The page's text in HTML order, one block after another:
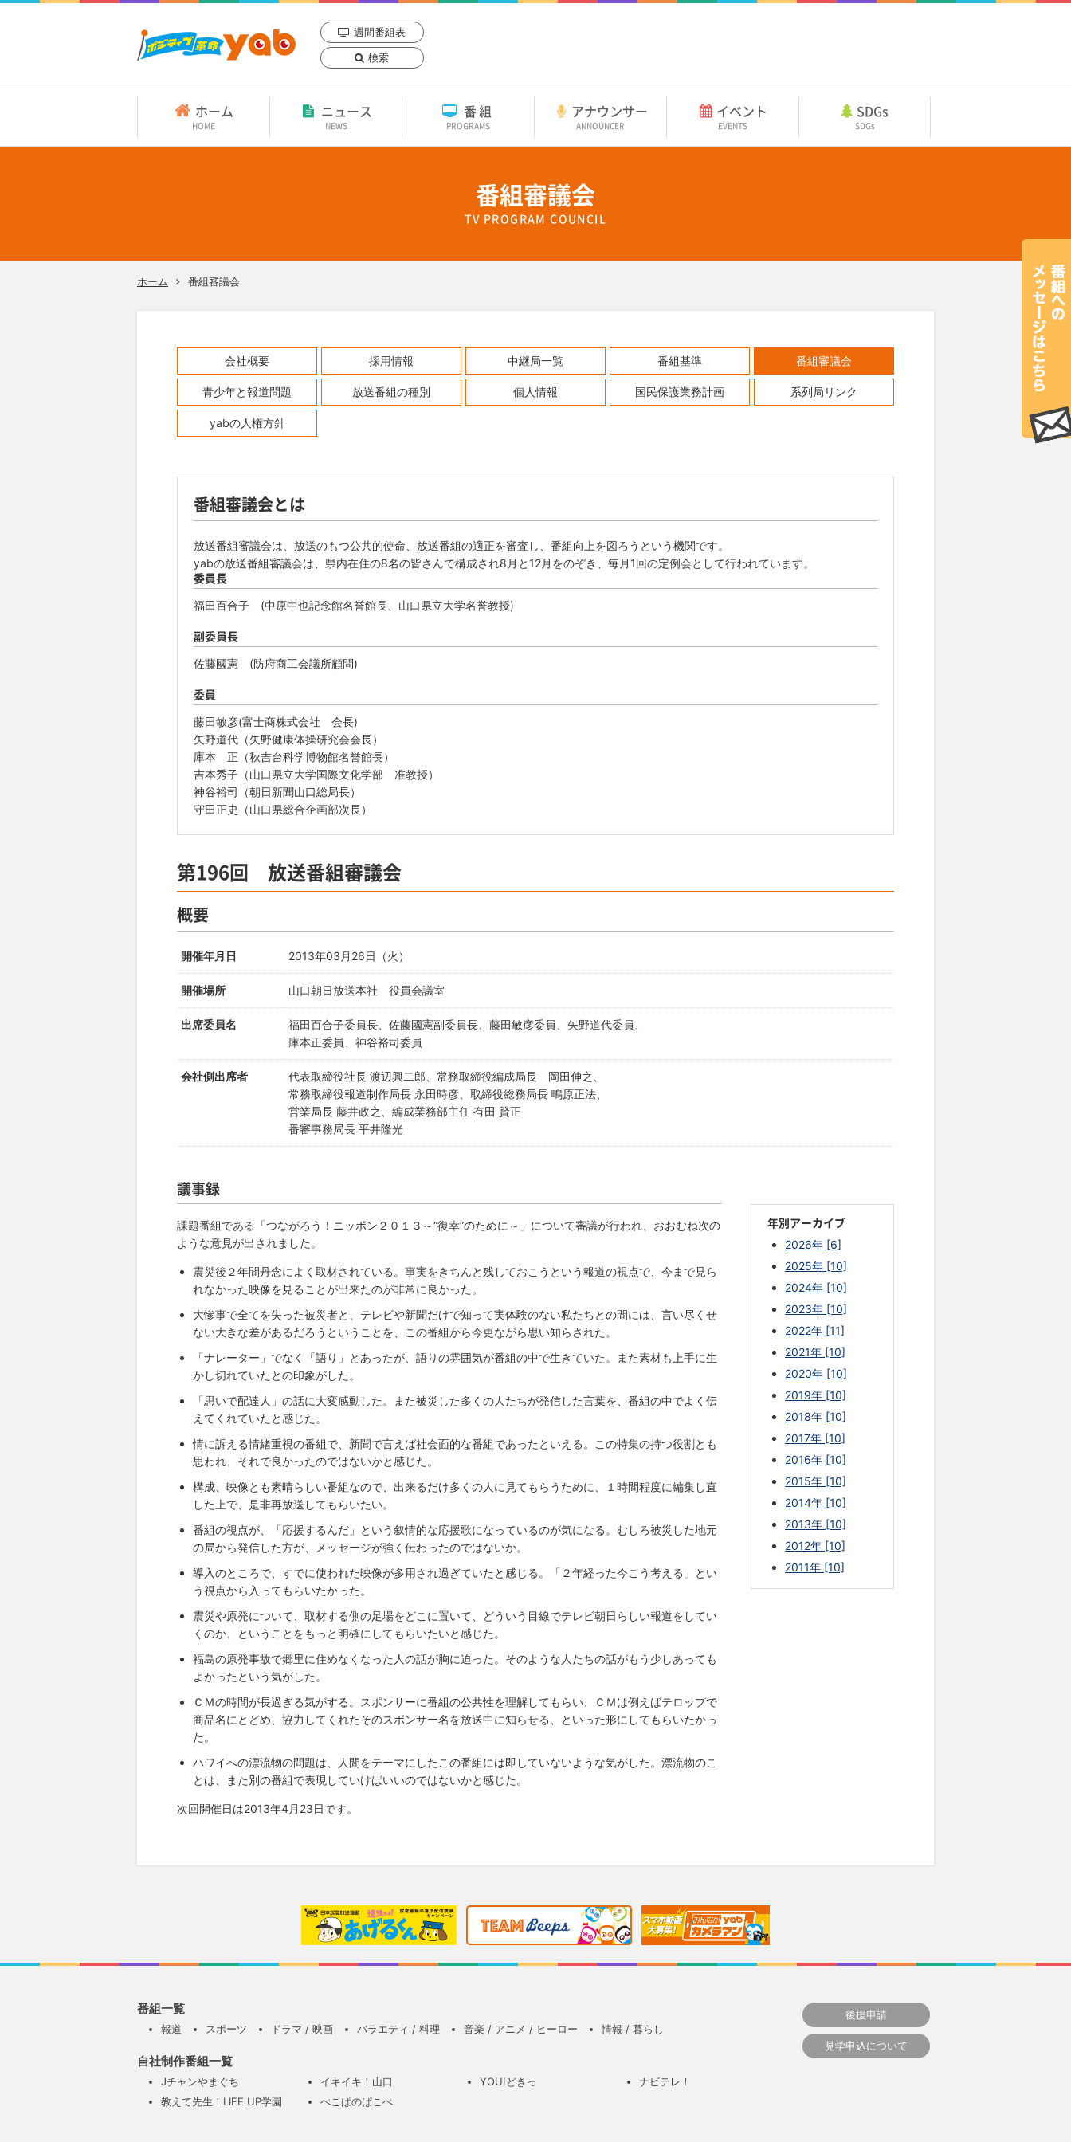
週間番組表
検索
ホーム
HOME
ニュース
NEWS
番組
PROGRAMS
アナウンサー
ANNOUNCER
イベント
EVENTS
SDGs
SDGs
番組審議会
TV PROGRAM COUNCIL
ホーム 番組審議会
会社概要 採用情報 中継局一覧 番組基準 番組審議会
青少年と報道問題 放送番組の種別 個人情報 国民保護業務計画 系列局リンク
yabの人権方針
番組審議会とは
放送番組審議会は、放送のもつ公共的使命、放送番組の適正を審査し、番組向上を図ろうという機関です。
yabの放送番組審議会は、県内在住の8名の皆さんで構成され8月と12月をのぞき、毎月1回の定例会として行われています。
委員長
福田百合子 (中原中也記念館名誉館長、山口県立大学名誉教授)
副委員長
佐藤國憲 (防府商工会議所顧問)
委員
藤田敏彦(富士商株式会社 会長)
矢野道代（矢野健康体操研究会会長）
庫本 正（秋吉台科学博物館名誉館長）
吉本秀子（山口県立大学国際文化学部 准教授）
神谷裕司（朝日新聞山口総局長）
守田正史（山口県総合企画部次長）
第196回 放送番組審議会
概要
開催年月日 2013年03月26日（火）
開催場所 山口朝日放送本社 役員会議室
出席委員名
福田百合子委員長、佐藤國憲副委員長、藤田敏彦委員、矢野道代委員、
庫本正委員、神谷裕司委員
会社側出席者
代表取締役社長 渡辺興二郎、常務取締役編成局長 岡田伸之、
常務取締役報道制作局長 永田時彦、取締役総務局長 鴫原正法、
営業局長 藤井政之、編成業務部主任 有田 賢正
番審事務局長 平井隆光
議事録
課題番組である「つながろう！ニッポン２０１３～“復幸”のために～」について審議が行われ、おおむね次の
ような意見が出されました。
震災後２年間丹念によく取材されている。事実をきちんと残しておこうという報道の視点で、今まで見ら
れなかった映像を見ることが出来たのが非常に良かった。
大惨事で全てを失った被災者と、テレビや新聞だけで知って実体験のない私たちとの間には、言い尽くせ
ない大きな差があるだろうということを、この番組から今更ながら思い知らされた。
「ナレーター」でなく「語り」とあったが、語りの雰囲気が番組の中で生きていた。また素材も上手に生
かし切れていたとの印象がした。
「思いで配達人」の話に大変感動した。また被災した多くの人たちが発信した言葉を、番組の中でよく伝
えてくれていたと感じた。
情に訴える情緒重視の番組で、新聞で言えば社会面的な番組であったといえる。この特集の持つ役割とも
思われ、それで良かったのではないかと感じた。
構成、映像とも素晴らしい番組なので、出来るだけ多くの人に見てもらうために、１時間程度に編集し直
した上で、是非再放送してもらいたい。
番組の視点が、「応援するんだ」という叙情的な応援歌になっているのが気になる。むしろ被災した地元
の局から発信した方が、メッセージが強く伝わったのではないか。
導入のところで、すでに使われた映像が多用され過ぎていたと感じる。「２年経った今こう考える」とい
う視点から入ってもらいたかった。
震災や原発について、取材する側の足場をどこに置いて、どういう目線でテレビ朝日らしい報道をしてい
くのか、ということをもっと明確にしてもらいたいと感じた。
福島の原発事故で郷里に住めなくなった人の話が胸に迫った。そのような人たちの話がもう少しあっても
よかったという気がした。
ＣＭの時間が長過ぎる気がする。スポンサーに番組の公共性を理解してもらい、ＣＭは例えばテロップで
商品名にとどめ、協力してくれたそのスポンサー名を放送中に知らせる、といった形にしてもらいたかっ
た。
ハワイへの漂流物の問題は、人間をテーマにしたこの番組には即していないような気がした。漂流物のこ
とは、また別の番組で表現していけばいいのではないかと感じた。
次回開催日は2013年4月23日です。
年別アーカイブ
2026年 [6]
2025年 [10]
2024年 [10]
2023年 [10]
2022年 [11]
2021年 [10]
2020年 [10]
2019年 [10]
2018年 [10]
2017年 [10]
2016年 [10]
2015年 [10]
2014年 [10]
2013年 [10]
2012年 [10]
2011年 [10]
番組一覧
報道 スポーツ ドラマ / 映画 バラエティ / 料理 音楽 / アニメ / ヒーロー 情報 / 暮らし
自社制作番組一覧
Jチャンやまぐち イキイキ！山口 YOU!どきっ
ナビテレ！
教えて先生！LIFE UP学園
ぺこぱのぱこぺ
後援申請
見学申込について